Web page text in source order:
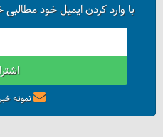
با وارد کردن ایمیل خود
نمونه